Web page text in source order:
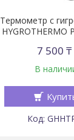
Термометр с
HYGROTHERMO
7 500 ₸
В